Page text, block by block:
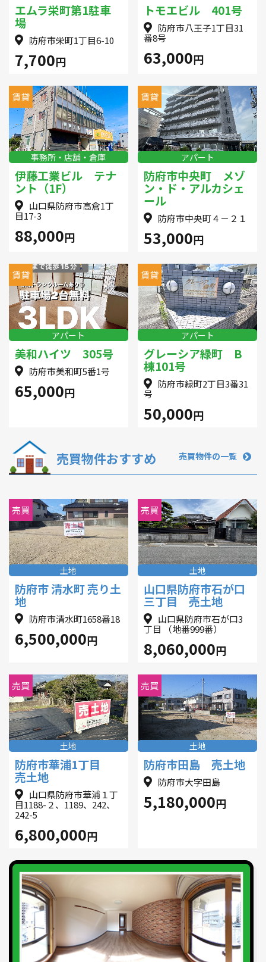
エムラ栄町第1駐車
場
防府市栄町1丁目6-10
7,700円
トモエビル 401号
防府市八王子1丁目31
番8号
63,000円
賃貸
事務所・店舗・倉庫
伊藤工業ビル テナ
ント（1F）
山口県防府市高倉1丁
目17-3
88,000円
賃貸
アパート
防府市中央町 メゾ
ン・ド・アルカシェ
ール
防府市中央町４－２１
53,000円
賃貸
アパート
美和ハイツ 305号
防府市美和町5番1号
65,000円
賃貸
アパート
グレーシア緑町 B
棟101号
防府市緑町2丁目3番31
号
50,000円
売買物件おすすめ 売買物件の一覧
売買
土地
防府市 清水町 売り土
地
防府市清水町1658番18
6,500,000円
売買
土地
山口県防府市石が口
三丁目 売土地
山口県防府市石が口3
丁目 （地番999番）
8,060,000円
売買
土地
防府市華浦1丁目
売土地
山口県防府市華浦１丁
目1188-２、1189、242、
242-5
6,800,000円
売買
土地
防府市田島 売土地
防府市大字田島
5,180,000円